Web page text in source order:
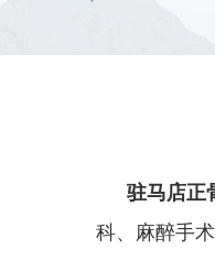
驻马店正
科、麻醉手